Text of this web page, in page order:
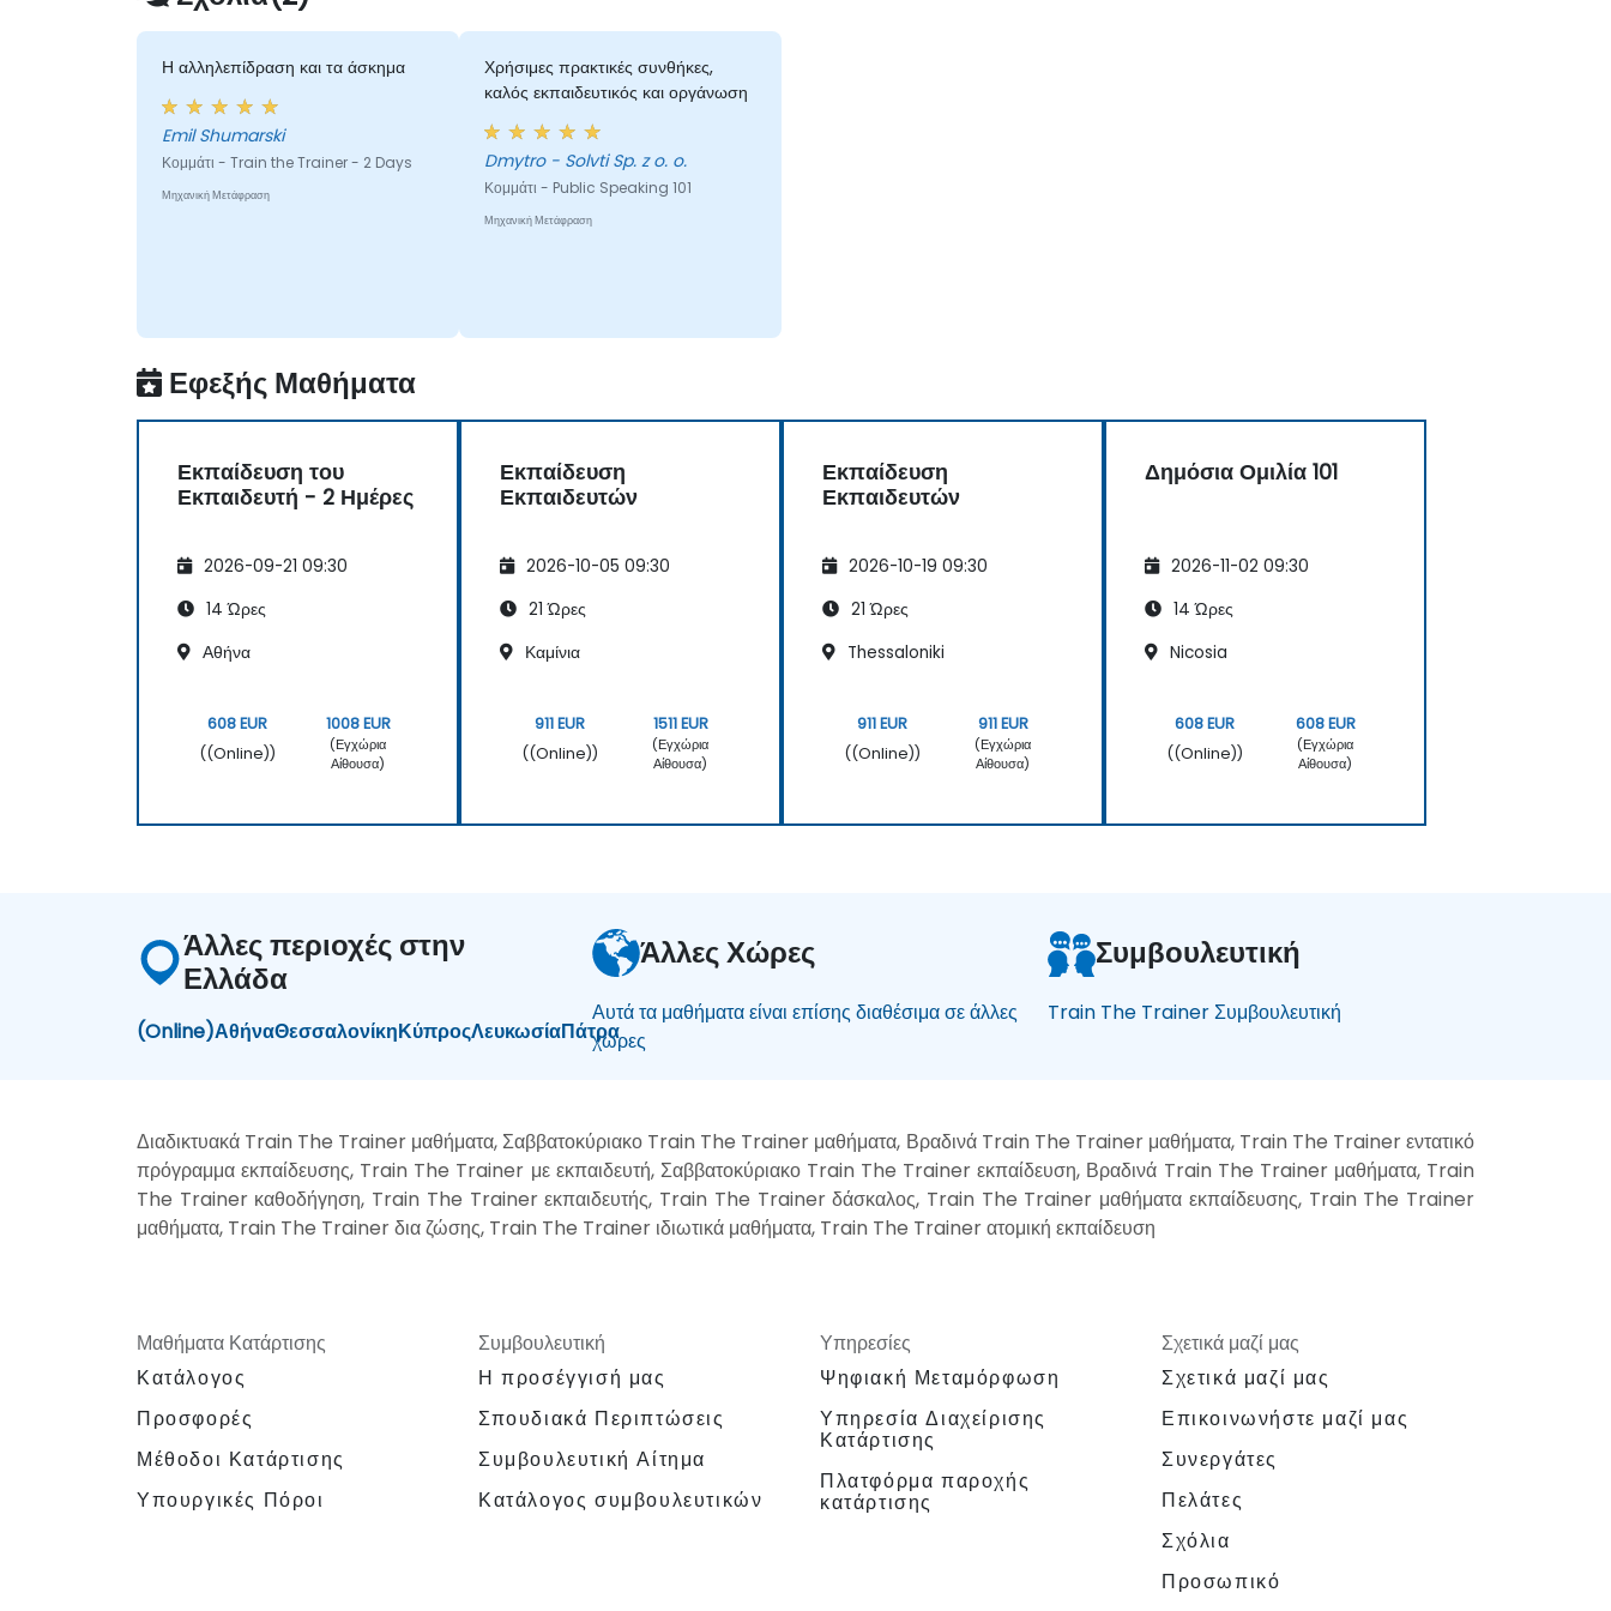
εκπαιδευτικά τους μαθήματα
Η αλληλεπίδραση και τα άσκημα
Emil Shumarski
Κομμάτι - Train the Trainer - 2 Days
Μηχανική Μετάφραση
Χρήσιμες πρακτικές συνθήκες,
καλός εκπαιδευτικός και οργάνωση
Dmytro - Solvti Sp. z o. o.
Κομμάτι - Public Speaking 101
Μηχανική Μετάφραση
Εφεξής Μαθήματα
Εκπαίδευση του
Εκπαιδευτή - 2 Ημέρες
2026-09-21 09:30
14 Ώρες
Αθήνα
608 EUR
((Online))
1008 EUR
(Εγχώρια
Αίθουσα)
Εκπαίδευση
Εκπαιδευτών
2026-10-05 09:30
21 Ώρες
Καμίνια
911 EUR
((Online))
1511 EUR
(Εγχώρια
Αίθουσα)
Εκπαίδευση
Εκπαιδευτών
2026-10-19 09:30
21 Ώρες
Thessaloniki
911 EUR
((Online))
911 EUR
(Εγχώρια
Αίθουσα)
Δημόσια Ομιλία 101
2026-11-02 09:30
14 Ώρες
Nicosia
608 EUR
((Online))
608 EUR
(Εγχώρια
Αίθουσα)
Άλλες περιοχές στην
Ελλάδα
(Online)ΑθήναΘεσσαλονίκηΚύπροςΛευκωσίαΠάτρα
Άλλες Χώρες
Αυτά τα μαθήματα είναι επίσης διαθέσιμα σε άλλες
χώρες
Συμβουλευτική
Train The Trainer Συμβουλευτική
Διαδικτυακά Train The Trainer μαθήματα, Σαββατοκύριακο Train The Trainer μαθήματα, Βραδινά Train The Trainer μαθήματα, Train The Trainer εντατικό
πρόγραμμα εκπαίδευσης, Train The Trainer με εκπαιδευτή, Σαββατοκύριακο Train The Trainer εκπαίδευση, Βραδινά Train The Trainer μαθήματα, Train
The Trainer καθοδήγηση, Train The Trainer εκπαιδευτής, Train The Trainer δάσκαλος, Train The Trainer μαθήματα εκπαίδευσης, Train The Trainer
μαθήματα, Train The Trainer δια ζώσης, Train The Trainer ιδιωτικά μαθήματα, Train The Trainer ατομική εκπαίδευση
Μαθήματα Κατάρτισης
Κατάλογος
Προσφορές
Μέθοδοι Κατάρτισης
Υπουργικές Πόροι
Συμβουλευτική
Η προσέγγισή μας
Σπουδιακά Περιπτώσεις
Συμβουλευτική Αίτημα
Κατάλογος συμβουλευτικών
Υπηρεσίες
Ψηφιακή Μεταμόρφωση
Υπηρεσία Διαχείρισης
Κατάρτισης
Πλατφόρμα παροχής
κατάρτισης
Σχετικά μαζί μας
Σχετικά μαζί μας
Επικοινωνήστε μαζί μας
Συνεργάτες
Πελάτες
Σχόλια
Προσωπικό